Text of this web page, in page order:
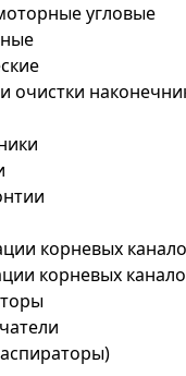
угловые
очистки
корневых
корневых